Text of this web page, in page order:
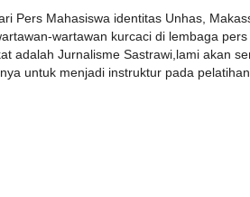
Pers Mahasiswa identitas Unhas,
wartawan kurcaci di lembaga pers
adalah Jurnalisme Sastrawi,lami akan
untuk menjadi instruktur pada